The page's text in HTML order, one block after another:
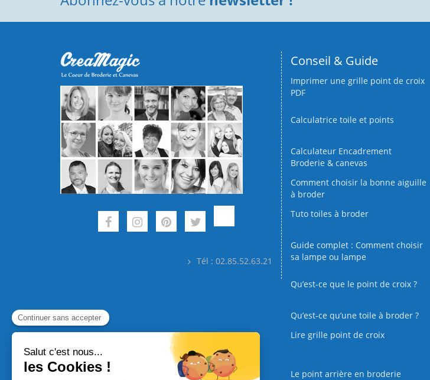
Tél : 02.85.52.63.21
Conseil & Guide
Imprimer une grille point de croix
PDF
Calculatrice toile et points
Calculateur Encadrement
Broderie & canevas
Comment choisir la bonne aiguille
à broder
Tuto toiles à broder
Guide complet : Comment choisir
sa lampe ou lampe
Qu’est-ce que le point de croix ?
Qu’est‑ce qu’une toile à broder ?
Lire grille point de croix
Le point arrière en broderie